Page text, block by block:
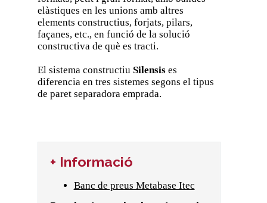
elàstiques en les unions amb altres
elements constructius, forjats, pilars,
façanes, etc., en funció de la solució
constructiva de què es tracti.
El sistema constructiu Silensis es
diferencia en tres sistemes segons el tipus
de paret separadora emprada.
+ Informació
Banc de preus Metabase Itec